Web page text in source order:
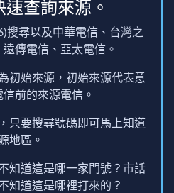
查詢來源。
搜尋以及中華電信、台灣之
傳電信、亞太電信。
初始來源，初始來源代表意
前的來源電信。
只要搜尋號碼即可馬上知道
地區。
知道這是哪一家門號？市話
知道這是哪裡打來的？